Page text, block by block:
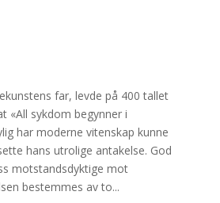
far, levde på 400 tallet
«All sykdom begynner i
har moderne vitenskap kunne
hans utrolige antakelse. God
motstandsdyktige mot
bestemmes av to...